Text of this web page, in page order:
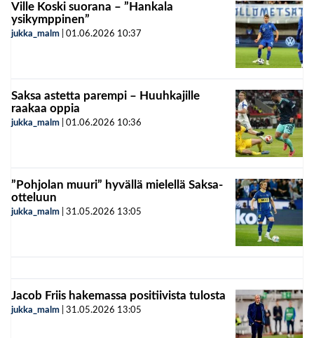
Ville Koski suorana – ”Hankala
ysikymppinen”
jukka_malm 01.06.2026 10:37
Saksa astetta parempi – Huuhkajille
raakaa oppia
jukka_malm 01.06.2026 10:36
”Pohjolan muuri” hyvällä mielellä Saksa-
otteluun
jukka_malm 31.05.2026 13:05
Jacob Friis hakemassa positiivista tulosta
jukka_malm 31.05.2026 13:05